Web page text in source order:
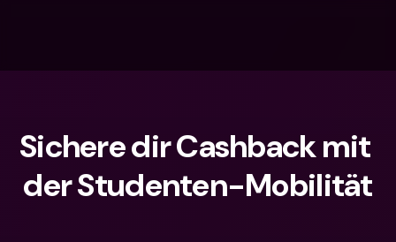
Sichere dir Cashback mit
der Studenten-Mobilität